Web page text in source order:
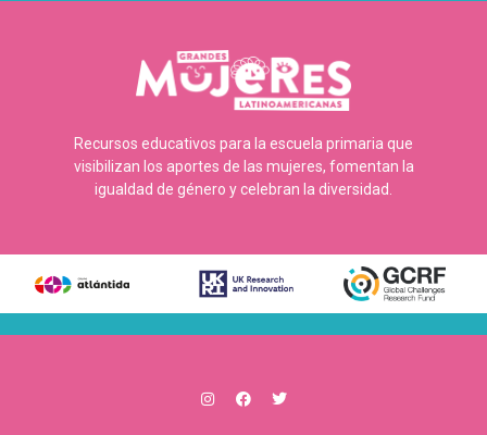
Recursos educativos para la escuela primaria que
visibilizan los aportes de las mujeres, fomentan la
igualdad de género y celebran la diversidad.